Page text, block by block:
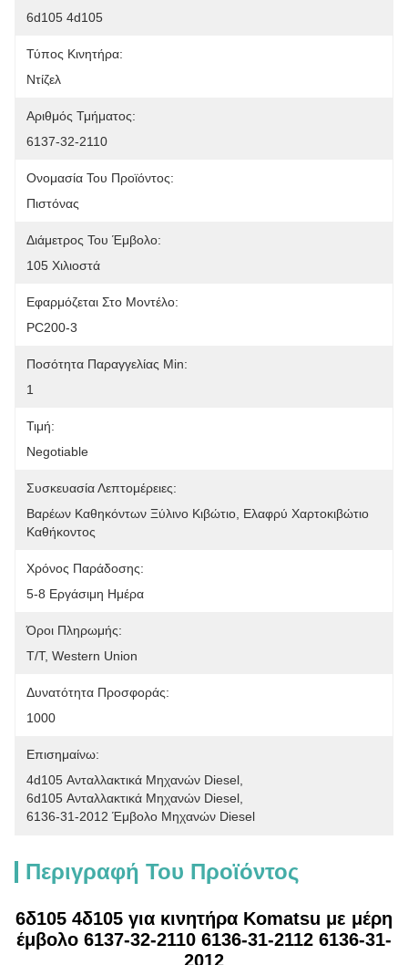
6d105 4d105
Τύπος Κινητήρα:
Ντίζελ
Αριθμός Τμήματος:
6137-32-2110
Ονομασία Του Προϊόντος:
Πιστόνας
Διάμετρος Του Έμβολο:
105 Χιλιοστά
Εφαρμόζεται Στο Μοντέλο:
PC200-3
Ποσότητα Παραγγελίας Min:
1
Τιμή:
Negotiable
Συσκευασία Λεπτομέρειες:
Βαρέων Καθηκόντων Ξύλινο Κιβώτιο, Ελαφρύ Χαρτοκιβώτιο
Καθήκοντος
Χρόνος Παράδοσης:
5-8 Εργάσιμη Ημέρα
Όροι Πληρωμής:
T/T, Western Union
Δυνατότητα Προσφοράς:
1000
Επισημαίνω:
4d105 Ανταλλακτικά Μηχανών Diesel
6d105 Ανταλλακτικά Μηχανών Diesel
6136-31-2012 Έμβολο Μηχανών Diesel
Περιγραφή Του Προϊόντος
6δ105 4δ105 για κινητήρα Komatsu με μέρη
έμβολο 6137-32-2110 6136-31-2112 6136-31-
2012